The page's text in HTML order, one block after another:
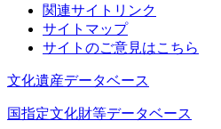
関連サイトリンク
サイトマップ
サイトのご意見はこちら
文化遺産データベース
国指定文化財等データベース